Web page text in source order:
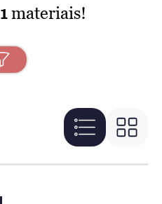
1materiais!